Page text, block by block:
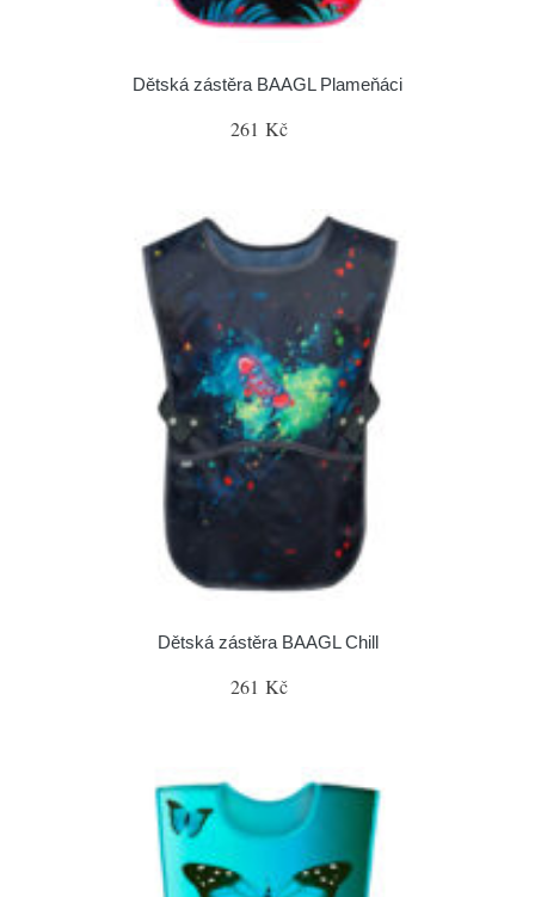
Dětská zástěra BAAGL Plameňáci
261 Kč
Dětská zástěra BAAGL Chill
261 Kč